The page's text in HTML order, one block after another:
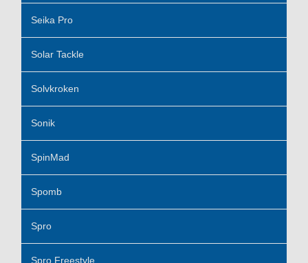
Seika Pro
Solar Tackle
Solvkroken
Sonik
SpinMad
Spomb
Spro
Spro Freestyle